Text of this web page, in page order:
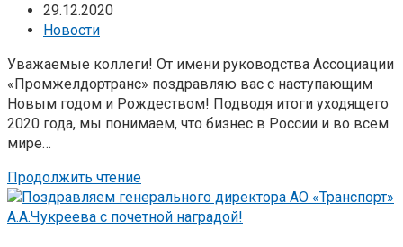
29.12.2020
Новости
Уважаемые коллеги! От имени руководства Ассоциации
«Промжелдортранс» поздравляю вас с наступающим
Новым годом и Рождеством! Подводя итоги уходящего
2020 года, мы понимаем, что бизнес в России и во всем
мире…
Продолжить чтение